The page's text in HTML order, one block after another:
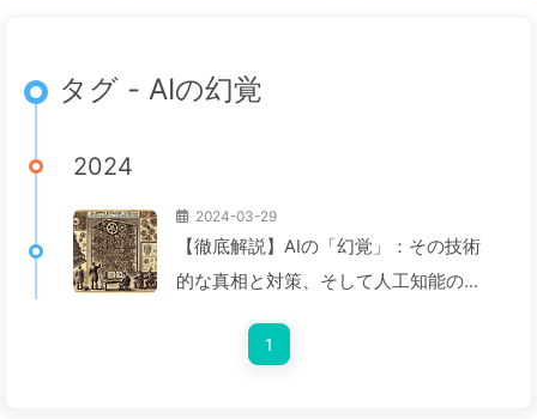
タグ - AIの幻覚
2024
2024-03-29
【徹底解説】AIの「幻覚」：その技術
的な真相と対策、そして人工知能の未
1